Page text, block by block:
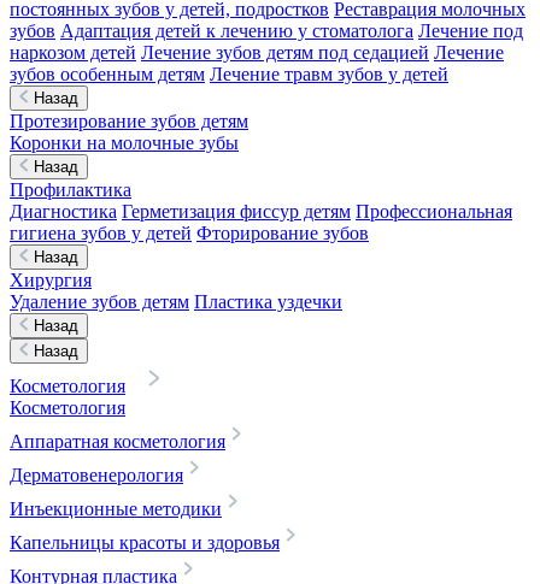
постоянных зубов у детей, подростков Реставрация молочных
зубов Адаптация детей к лечению у стоматолога Лечение под
наркозом детей Лечение зубов детям под седацией Лечение
зубов особенным детям Лечение травм зубов у детей
Назад
Протезирование зубов детям
Коронки на молочные зубы
Назад
Профилактика
Диагностика Герметизация фиссур детям Профессиональная
гигиена зубов у детей Фторирование зубов
Назад
Хирургия
Удаление зубов детям Пластика уздечки
Назад
Назад
Косметология
Косметология
Аппаратная косметология
Дерматовенерология
Инъекционные методики
Капельницы красоты и здоровья
Контурная пластика